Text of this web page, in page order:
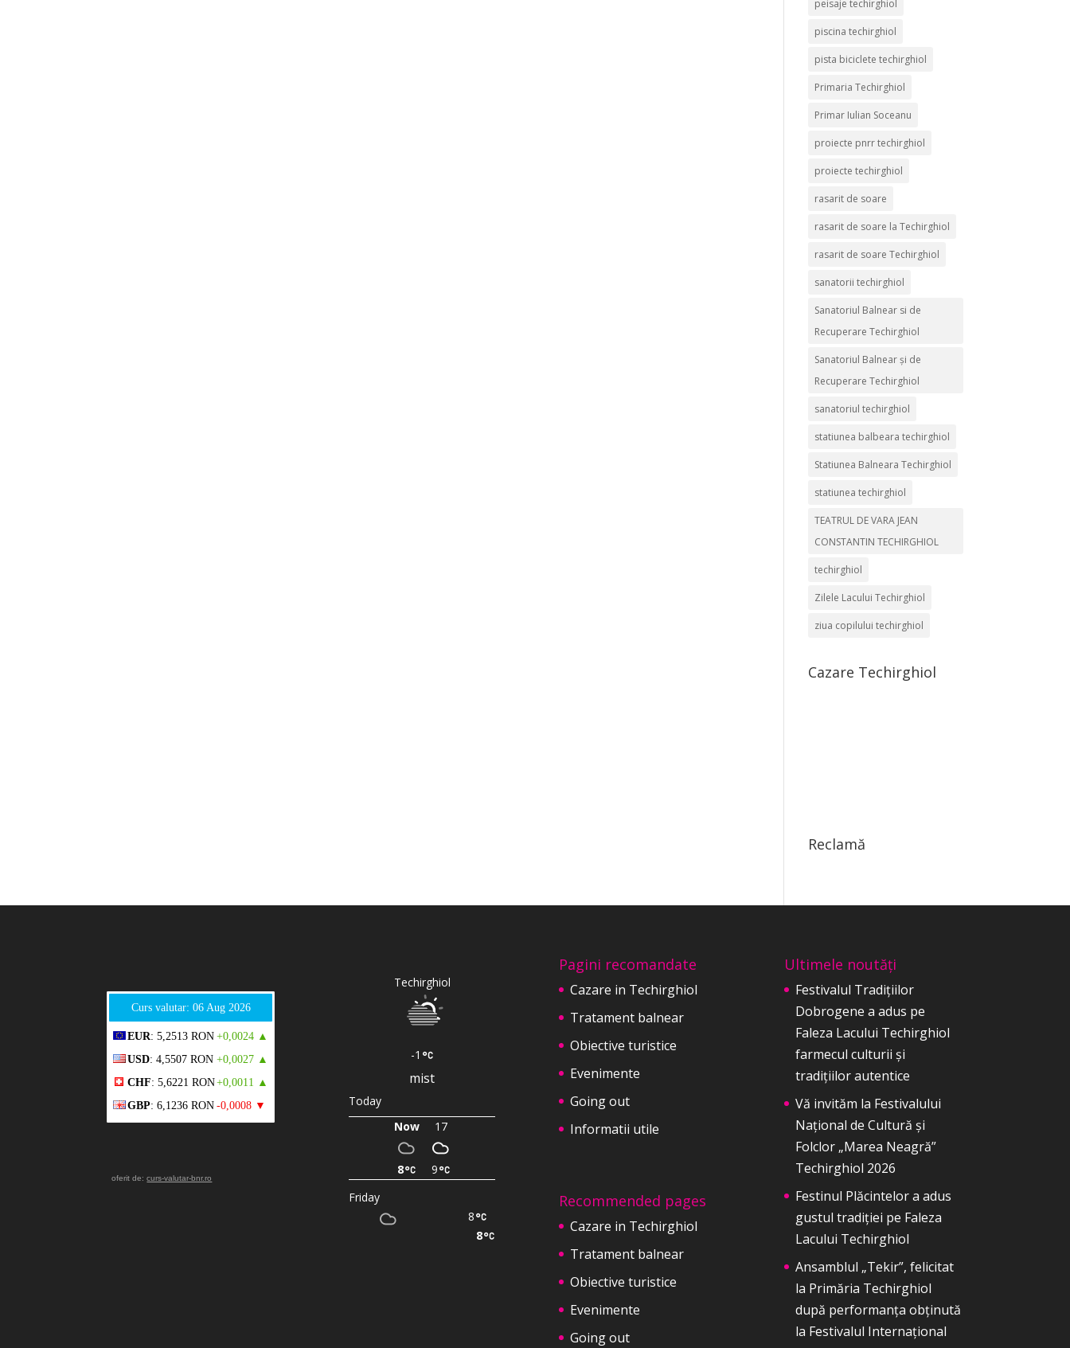
peisaje techirghiol
piscina techirghiol
pista biciclete techirghiol
Primaria Techirghiol
Primar Iulian Soceanu
proiecte pnrr techirghiol
proiecte techirghiol
rasarit de soare
rasarit de soare la Techirghiol
rasarit de soare Techirghiol
sanatorii techirghiol
Sanatoriul Balnear si de
Recuperare Techirghiol
Sanatoriul Balnear și de
Recuperare Techirghiol
sanatoriul techirghiol
statiunea balbeara techirghiol
Statiunea Balneara Techirghiol
statiunea techirghiol
TEATRUL DE VARA JEAN
CONSTANTIN TECHIRGHIOL
techirghiol
Zilele Lacului Techirghiol
ziua copilului techirghiol
Cazare Techirghiol
Reclamă
Curs valutar: 06 Aug 2026
EUR: 5,2513 RON +0,0024 ▲
USD: 4,5507 RON +0,0027 ▲
CHF: 5,6221 RON+0,0011 ▲
GBP: 6,1236 RON -0,0008 ▼
oferit de:curs-valutar-bnr.ro
Techirghiol
-1
mist
Today
Now
8
17
9
Friday
8
8
Pagini recomandate
Cazare in Techirghiol
Tratament balnear
Obiective turistice
Evenimente
Going out
Informatii utile
Recommended pages
Cazare in Techirghiol
Tratament balnear
Obiective turistice
Evenimente
Going out
Ultimele noutăți
Festivalul Tradițiilor
Dobrogene a adus pe
Faleza Lacului Techirghiol
farmecul culturii și
tradițiilor autentice
Vă invităm la Festivalului
Național de Cultură și
Folclor „Marea Neagră”
Techirghiol 2026
Festinul Plăcintelor a adus
gustul tradiției pe Faleza
Lacului Techirghiol
Ansamblul „Tekir”, felicitat
la Primăria Techirghiol
după performanța obținută
la Festivalul Internațional